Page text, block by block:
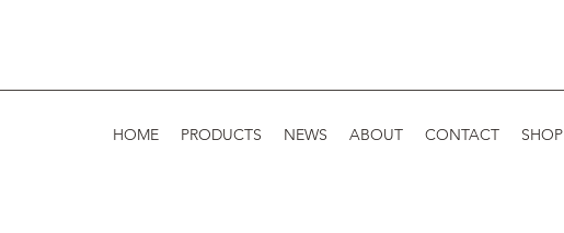
HOME PRODUCTS NEWS ABOUT CONTACT SHOP